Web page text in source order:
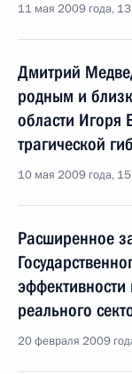
11 мая 2009 года,
Дмитрий
родным и
области Игоря
трагической
10 мая 2009 года,
Расширенное
эффективности
реального
20 февраля 2009